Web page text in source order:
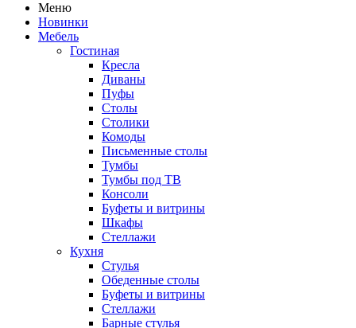
Меню
Новинки
Мебель
Гостиная
Кресла
Диваны
Пуфы
Столы
Столики
Комоды
Письменные столы
Тумбы
Тумбы под ТВ
Консоли
Буфеты и витрины
Шкафы
Стеллажи
Кухня
Стулья
Обеденные столы
Буфеты и витрины
Стеллажи
Барные стулья